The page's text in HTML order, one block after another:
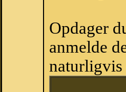
Opdager
anmelde
naturligvis